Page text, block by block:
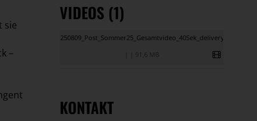
sie
–
VIDEOS (1)
250809_Post_Sommer25_Gesamtvideo_40Sek_delivery
91,6 MB
KONTAKT